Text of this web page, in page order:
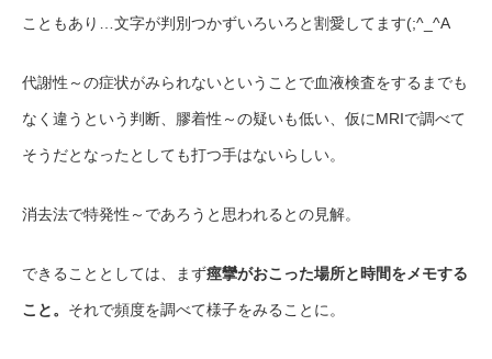
こともあり…文字が判別つかずいろいろと割愛してます(;^_^A
代謝性～の症状がみられないということで血液検査をするまでも
なく違うという判断、膠着性～の疑いも低い、仮にMRIで調べて
そうだとなったとしても打つ手はないらしい。
消去法で特発性～であろうと思われるとの見解。
できることとしては、まず痙攣がおこった場所と時間をメモする
こと。 それで頻度を調べて様子をみることに。